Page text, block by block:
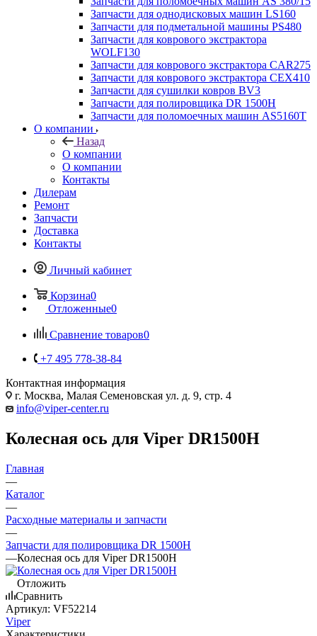
Запчасти для однодисковых машин LS160
Запчасти для подметальной машины PS480
Запчасти для коврового экстрактора
WOLF130
Запчасти для коврового экстрактора CAR275
Запчасти для коврового экстрактора CEX410
Запчасти для сушилки ковров BV3
Запчасти для полировщика DR 1500H
Запчасти для поломоечных машин AS5160T
О компании
Назад
О компании
О компании
Контакты
Дилерам
Ремонт
Запчасти
Доставка
Контакты
Личный кабинет
Корзина0
Отложенные0
Сравнение товаров0
+7 495 778-38-84
Контактная информация
г. Москва, Малая Семеновская ул. д. 9, стр. 4
info@viper-center.ru
Колесная ось для Viper DR1500H
Главная
—
Каталог
—
Расходные материалы и запчасти
—
Запчасти для полировщика DR 1500H
—Колесная ось для Viper DR1500H
Отложить
Сравнить
Артикул: VF52214
Viper